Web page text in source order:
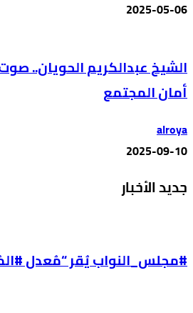
2025-05-06
الشيخ عبدالكريم الحويان..
أمان المجتمع
alroya
2025-09-10
جديد الأخبار
#مجلس_النواب يُقر “مُعدل